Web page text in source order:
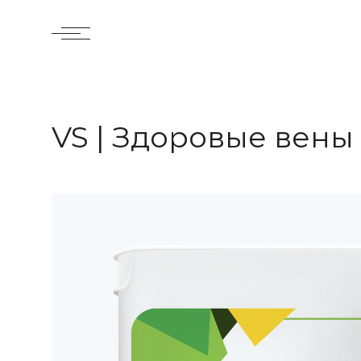
VS | Здоровые вены